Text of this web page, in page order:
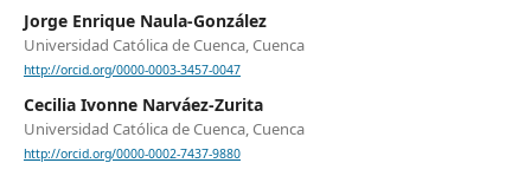
Jorge Enrique Naula-González
Universidad Católica de Cuenca, Cuenca
http://orcid.org/0000-0003-3457-0047
Cecilia Ivonne Narváez-Zurita
Universidad Católica de Cuenca, Cuenca
http://orcid.org/0000-0002-7437-9880